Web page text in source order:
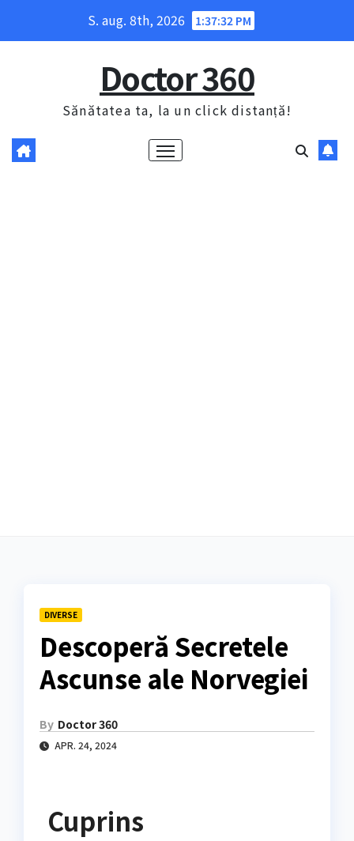
S. aug. 8th, 2026 1:37:33 PM
Doctor 360
Sănătatea ta, la un click distanță!
DIVERSE
Descoperă Secretele
Ascunse ale Norvegiei
By Doctor 360
APR. 24, 2024
Cuprins